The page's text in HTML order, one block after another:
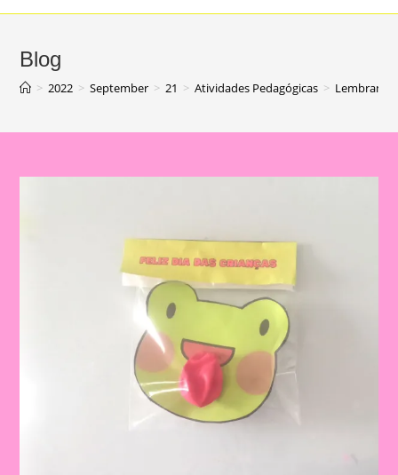
Blog
> 2022 > September > 21 > Atividades Pedagógicas >